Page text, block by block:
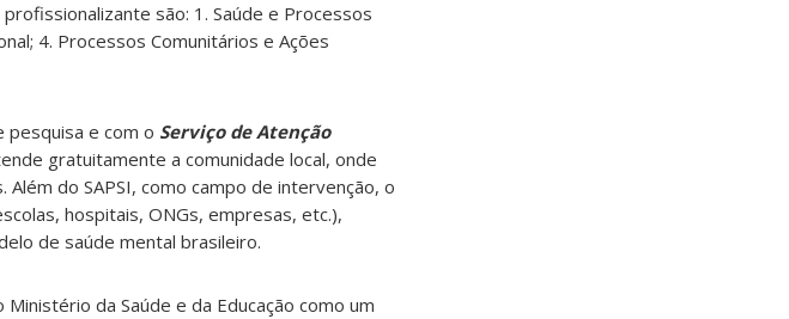
são: 1. Saúde e Processos
4. Processos Comunitários e Ações
pesquisa e com o Serviço de Atenção
gratuitamente a comunidade local, onde
do SAPSI, como campo de intervenção, o
hospitais, ONGs, empresas, etc.),
de saúde mental brasileiro.
da Saúde e da Educação como um